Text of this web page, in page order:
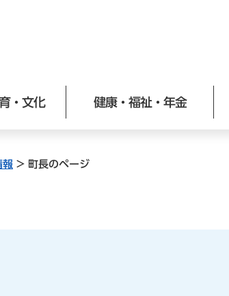
・文化 健康・福祉・年金
報 > 町長のページ